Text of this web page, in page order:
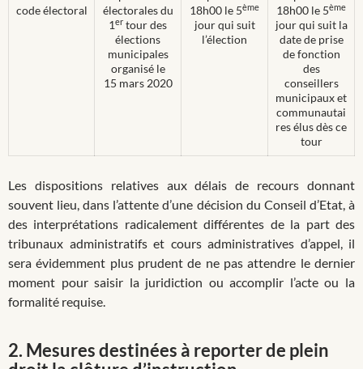
code électoral
électorales du
1er tour des
élections
municipales
organisé le
15 mars 2020
18h00 le 5ème
jour qui suit
l’élection
18h00 le 5ème
jour qui suit la
date de prise
de fonction
des
conseillers
municipaux et
communautai
res élus dès ce
tour
Les dispositions relatives aux délais de recours donnant
souvent lieu, dans l’attente d’une décision du Conseil d’Etat, à
des interprétations radicalement différentes de la part des
tribunaux administratifs et cours administratives d’appel, il
sera évidemment plus prudent de ne pas attendre le dernier
moment pour saisir la juridiction ou accomplir l’acte ou la
formalité requise.
2. Mesures destinées à reporter de plein